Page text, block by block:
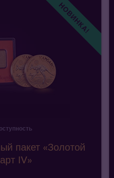
НОВИНКА!
пакет «Золотой
IV»